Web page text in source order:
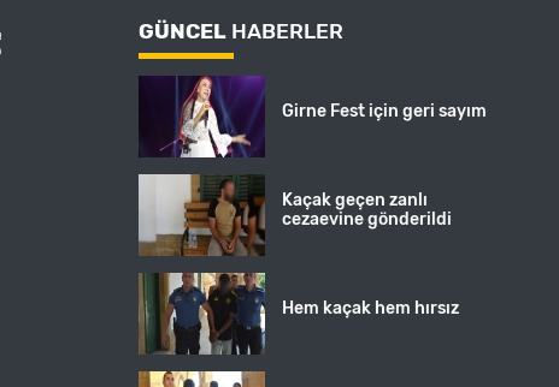
GÜNCEL HABERLER
Girne Fest için geri sayım
Kaçak geçen zanlı
cezaevine gönderildi
Hem kaçak hem hırsız